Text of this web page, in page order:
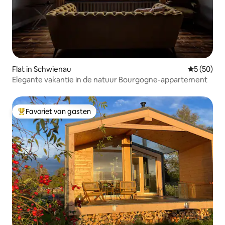
Flat in Schwienau
5 (50)
Elegante vakantie in de natuur Bourgogne-appartement
Topfavoriet van gasten
Favoriet van gasten